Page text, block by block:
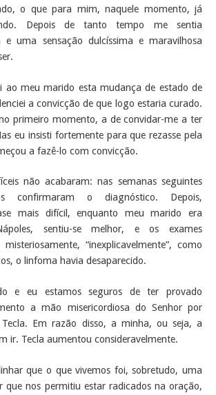
o que para mim, naquele momento, já
Depois de tanto tempo me sentia
e uma sensação dulcíssima e maravilhosa
ao meu marido esta mudança de estado de
a convicção de que logo estaria curado.
primeiro momento, a de convidar-me a ter
eu insisti fortemente para que rezasse pela
a fazê-lo com convicção.
não acabaram: nas semanas seguintes
confirmaram o diagnóstico. Depois,
mais difícil, enquanto meu marido era
sentiu-se melhor, e os exames
“inexplicavelmente”, como
o linfoma havia desaparecido.
e eu estamos seguros de ter provado
a mão misericordiosa do Senhor por
Em razão disso, a minha, ou seja, a
ir. Tecla aumentou consideravelmente.
que o que vivemos foi, sobretudo, uma
que nos permitiu estar radicados na oração,